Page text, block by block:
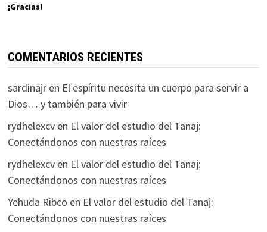
¡Gracias!
COMENTARIOS RECIENTES
sardinajren El espíritu necesita un cuerpo para servir a
Dios… y también para vivir
rydhelexcven El valor del estudio del Tanaj:
Conectándonos con nuestras raíces
rydhelexcven El valor del estudio del Tanaj:
Conectándonos con nuestras raíces
Yehuda Ribco en El valor del estudio del Tanaj:
Conectándonos con nuestras raíces